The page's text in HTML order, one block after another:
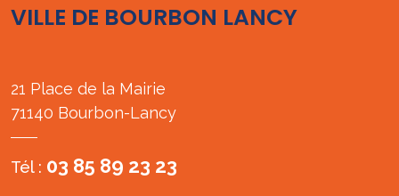
VILLE DE BOURBON LANCY
21 Place de la Mairie
71140 Bourbon-Lancy
Tél : 03 85 89 23 23